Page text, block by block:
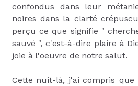
confondus dans leur
noires dans la clarté
perçu ce que signifie "
sauvé ", c'est-à-dire plaire à
joie à l'oeuvre de notre salut.
Cette nuit-là, j'ai compris que